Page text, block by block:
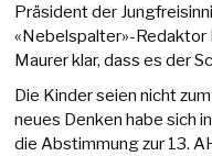
Präsident der
«Nebelspalter»-Redaktor
Maurer klar, dass es der
Die Kinder seien nicht
neues Denken habe sich
die Abstimmung zur 13.